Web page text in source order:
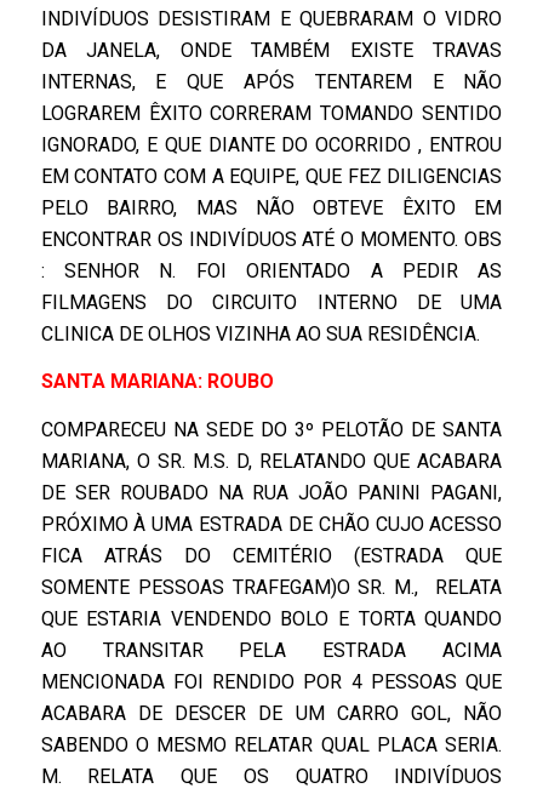
INDIVÍDUOS DESISTIRAM E QUEBRARAM O VIDRO
DA JANELA, ONDE TAMBÉM EXISTE TRAVAS
INTERNAS, E QUE APÓS TENTAREM E NÃO
LOGRAREM ÊXITO CORRERAM TOMANDO SENTIDO
IGNORADO, E QUE DIANTE DO OCORRIDO , ENTROU
EM CONTATO COM A EQUIPE, QUE FEZ DILIGENCIAS
PELO BAIRRO, MAS NÃO OBTEVE ÊXITO EM
ENCONTRAR OS INDIVÍDUOS ATÉ O MOMENTO. OBS
: SENHOR N. FOI ORIENTADO A PEDIR AS
FILMAGENS DO CIRCUITO INTERNO DE UMA
CLINICA DE OLHOS VIZINHA AO SUA RESIDÊNCIA.
SANTA MARIANA: ROUBO
COMPARECEU NA SEDE DO 3º PELOTÃO DE SANTA
MARIANA, O SR. M.S. D, RELATANDO QUE ACABARA
DE SER ROUBADO NA RUA JOÃO PANINI PAGANI,
PRÓXIMO À UMA ESTRADA DE CHÃO CUJO ACESSO
FICA ATRÁS DO CEMITÉRIO (ESTRADA QUE
SOMENTE PESSOAS TRAFEGAM)O SR. M., RELATA
QUE ESTARIA VENDENDO BOLO E TORTA QUANDO
AO TRANSITAR PELA ESTRADA ACIMA
MENCIONADA FOI RENDIDO POR 4 PESSOAS QUE
ACABARA DE DESCER DE UM CARRO GOL, NÃO
SABENDO O MESMO RELATAR QUAL PLACA SERIA.
M. RELATA QUE OS QUATRO INDIVÍDUOS